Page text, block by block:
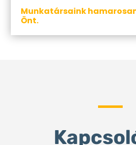
Munkatársaink
Önt.